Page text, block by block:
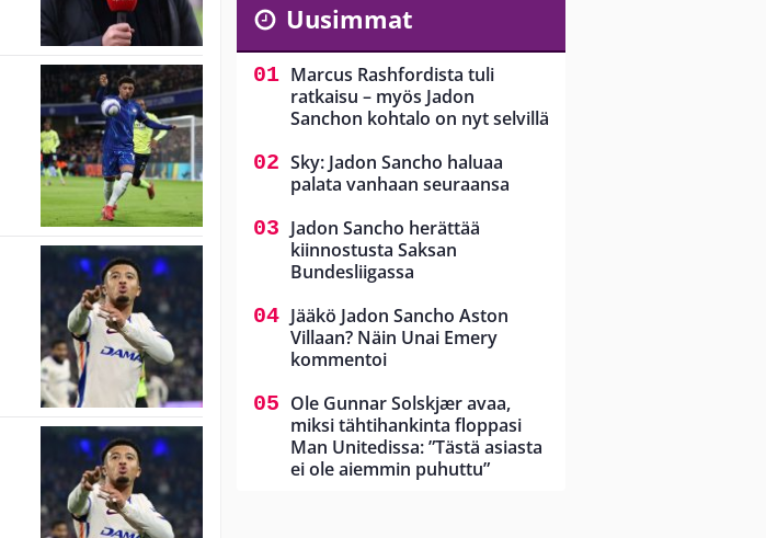
Uusimmat
Marcus Rashfordista tuli
ratkaisu – myös Jadon
Sanchon kohtalo on nyt selvillä
Sky: Jadon Sancho haluaa
palata vanhaan seuraansa
Jadon Sancho herättää
kiinnostusta Saksan
Bundesliigassa
Jääkö Jadon Sancho Aston
Villaan? Näin Unai Emery
kommentoi
Ole Gunnar Solskjær avaa,
miksi tähtihankinta floppasi
Man Unitedissa: ”Tästä asiasta
ei ole aiemmin puhuttu”